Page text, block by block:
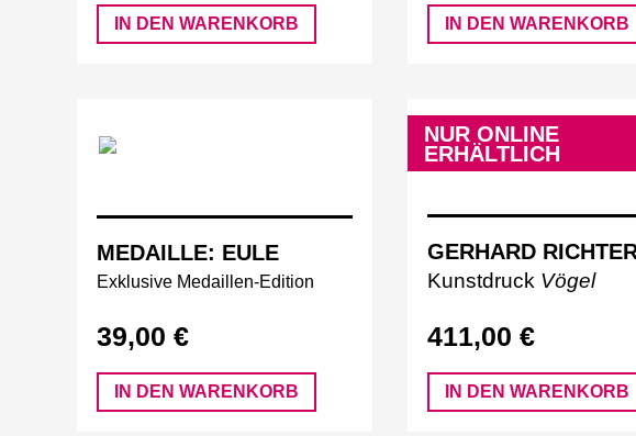
IN DEN WARENKORB IN DEN WARENKORB
MEDAILLE: EULE
Exklusive Medaillen-Edition
39,00 €
IN DEN WARENKORB
NUR ONLINE
ERHÄLTLICH
GERHARD
Kunstdruck Vögel
411,00 €
IN DEN WARENKORB